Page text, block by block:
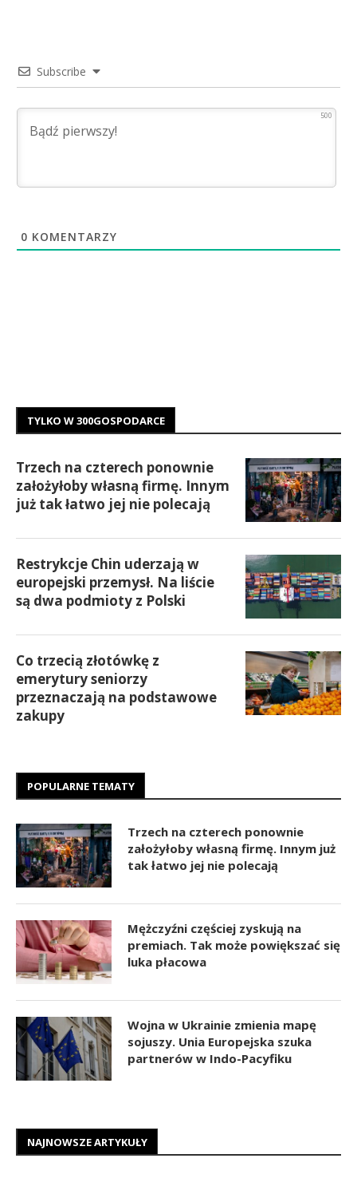
Subscribe
500
0 KOMENTARZY
TYLKO W 300GOSPODARCE
Trzech na czterech ponownie
założyłoby własną firmę. Innym
już tak łatwo jej nie polecają
Restrykcje Chin uderzają w
europejski przemysł. Na liście
są dwa podmioty z Polski
Co trzecią złotówkę z
emerytury seniorzy
przeznaczają na podstawowe
zakupy
POPULARNE TEMATY
Trzech na czterech ponownie
założyłoby własną firmę. Innym już
tak łatwo jej nie polecają
Mężczyźni częściej zyskują na
premiach. Tak może powiększać się
luka płacowa
Wojna w Ukrainie zmienia mapę
sojuszy. Unia Europejska szuka
partnerów w Indo-Pacyfiku
NAJNOWSZE ARTYKUŁY